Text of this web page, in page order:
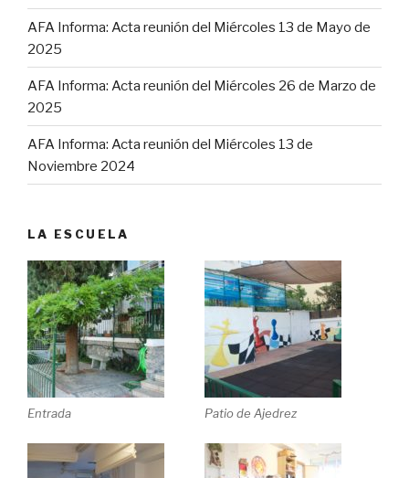
AFA Informa: Acta reunión del Miércoles 13 de Mayo de
2025
AFA Informa: Acta reunión del Miércoles 26 de Marzo de
2025
AFA Informa: Acta reunión del Miércoles 13 de
Noviembre 2024
LA ESCUELA
Entrada Patio de Ajedrez